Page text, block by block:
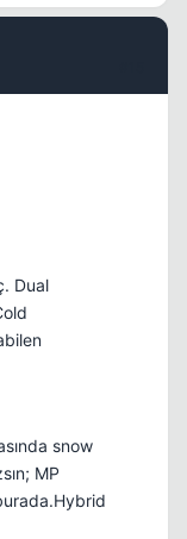
Dual
snow
MP